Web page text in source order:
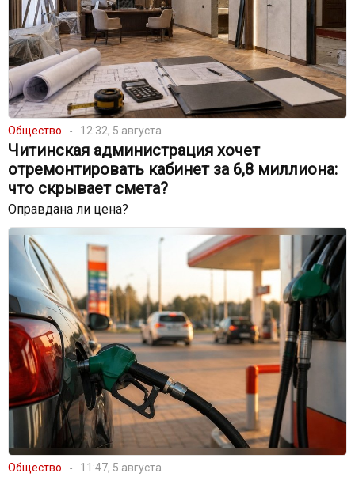
Общество 12:32, 5 августа
Читинская администрация хочет
отремонтировать кабинет за 6,8 миллиона:
что скрывает смета?
Оправдана ли цена?
Общество 11:47, 5 августа